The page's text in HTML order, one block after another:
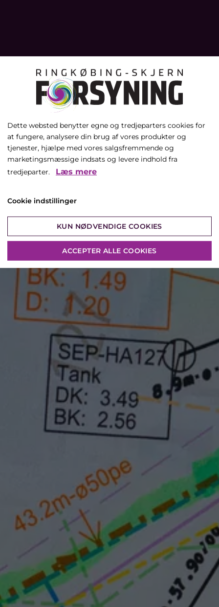
Dette websted benytter egne og tredjeparters cookies for
at fungere, analysere din brug af vores produkter og
tjenester, hjælpe med vores salgsfremmende og
marketingsmæssige indsats og levere indhold fra
tredjeparter. Læs mere
Cookie indstillinger
KUN NØDVENDIGE COOKIES
ACCEPTER ALLE COOKIES